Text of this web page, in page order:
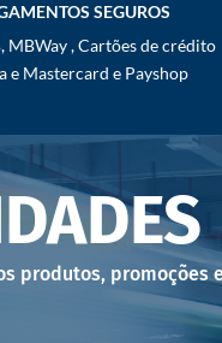
SEGUROS
MBWay , Cartões de crédito
e Mastercard e Payshop
produtos, promoções